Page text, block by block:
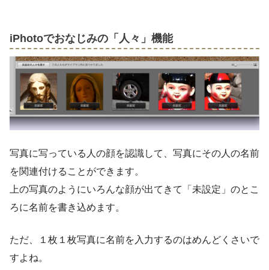
iPhotoでおなじみの「人々」機能
写真に写っている人の顔を認識して、写真にその人の名前
を関連付けることができます。
上の写真のようにいろんな顔が出てきて「未設定」のとこ
ろに名前を書き込めます。
ただ、１枚１枚写真に名前を入力するのはめんどくさいで
すよね。